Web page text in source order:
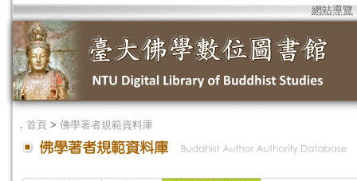
網站導覽
． 首頁 > 佛學著者規範資料庫